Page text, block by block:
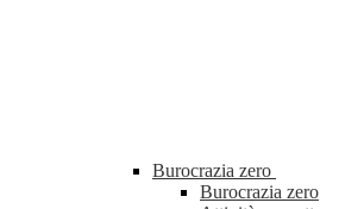
Burocrazia zero
Burocrazia zero